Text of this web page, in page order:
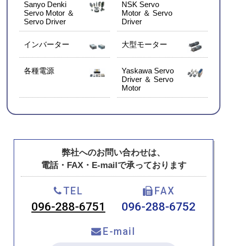
Sanyo Denki
Servo Motor ＆
Servo Driver
NSK Servo
Motor ＆ Servo
Driver
インバーター 大型モーター
各種電源
Yaskawa Servo
Driver ＆ Servo
Motor
弊社へのお問い合わせは、
電話・FAX・E-mailで承っております
TEL
096-288-6751
FAX
096-288-6752
E-mail